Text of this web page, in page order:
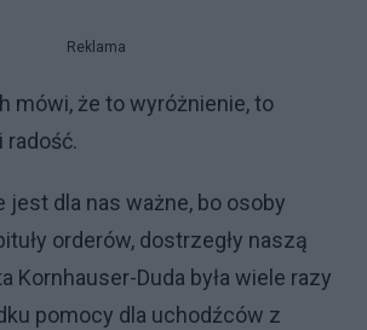
Reklama
mówi, że to wyróżnienie, to
radość.
jest dla nas ważne, bo osoby
orderów, dostrzegły naszą
Kornhauser-Duda była wiele razy
pomocy dla uchodźców z